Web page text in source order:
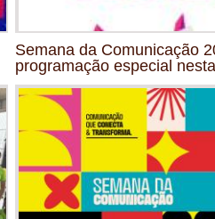
Semana da Comunicação
programação especial